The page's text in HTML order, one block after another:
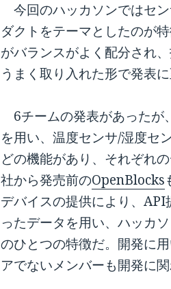
今回のハッカソンではセ
ダクトをテーマとしたのが
がバランスがよく配分され
うまく取り入れた形で発表に
6チームの発表があったが
を用い、温度センサ/湿度セ
どの機能があり、それぞれ
社から発売前のOpenBlocks
デバイスの提供により、
ったデータを用い、ハッカ
のひとつの特徴だ。開発に
アでないメンバーも開発に